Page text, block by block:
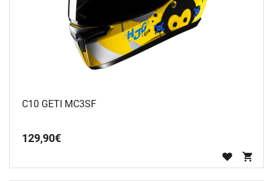
C10 GETI MC3SF
129,90€